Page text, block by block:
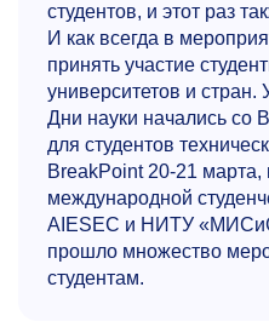
студентов, и этот раз
И как всегда в
принять участие
университетов и стран.
Дни науки начались со
для студентов
BreakPoint 20-21 марта,
международной
AIESEC и НИТУ
прошло множество
студентам.